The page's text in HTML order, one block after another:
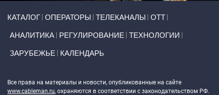
КАТАЛОГ ОПЕРАТОРЫ ТЕЛЕКАНАЛЫ ОТТ
АНАЛИТИКА РЕГУЛИРОВАНИЕ ТЕХНОЛОГИИ
ЗАРУБЕЖЬЕ КАЛЕНДАРЬ
Все права на материалы и новости, опубликованные на сайте
www.cableman.ru, охраняются в соответствии с законодательством РФ.